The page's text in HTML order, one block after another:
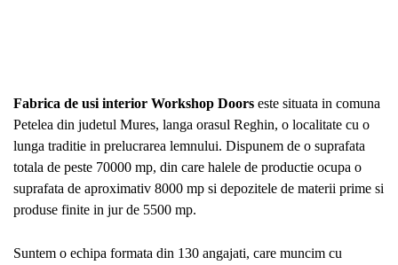
Fabrica de usi interior Workshop Doors este situata in comuna
Petelea din judetul Mures, langa orasul Reghin, o localitate cu o
lunga traditie in prelucrarea lemnului. Dispunem de o suprafata
totala de peste 70000 mp, din care halele de productie ocupa o
suprafata de aproximativ 8000 mp si depozitele de materii prime si
produse finite in jur de 5500 mp.
Suntem o echipa formata din 130 angajati, care muncim cu